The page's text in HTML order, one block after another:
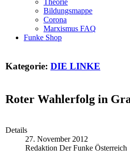
Theorie
Bildungsmappe
Corona
Marxismus FAQ
Funke Shop
Kategorie: DIE LINKE
Roter Wahlerfolg in
Details
27. November 2012
Redaktion Der Funke Österreich